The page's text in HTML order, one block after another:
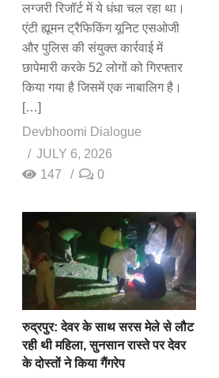
लग्जरी रिजॉर्ट में ये धंधा चल रहा था।
एंटी ह्यूमन ट्रैफिकिंग यूनिट एसओजी
और पुलिस की संयुक्त कार्रवाई में
छापेमारी करके 52 लोगों को गिरफ्तार
किया गया है जिसमें एक नाबालिग है।
[…]
Devbhoomi Dialogue
JULY 6, 2026
147
0
रुद्रपुर: देवर के साथ सरस मेले से लौट
रही थी महिला, सुनसान रास्ते पर देवर
के दोस्तों ने किया गैंगरेप